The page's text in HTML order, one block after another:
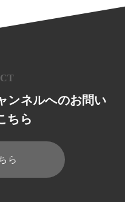
ネルへのお問い
ちら
ら